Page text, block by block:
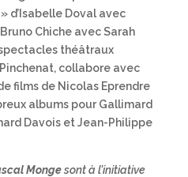
d’Isabelle Doval avec
Chiche avec Sarah
spectacles théâtraux
collabore avec
films de Nicolas Eprendre
albums pour Gallimard
Davois et Jean-Philippe
Mongesont à l’initiative